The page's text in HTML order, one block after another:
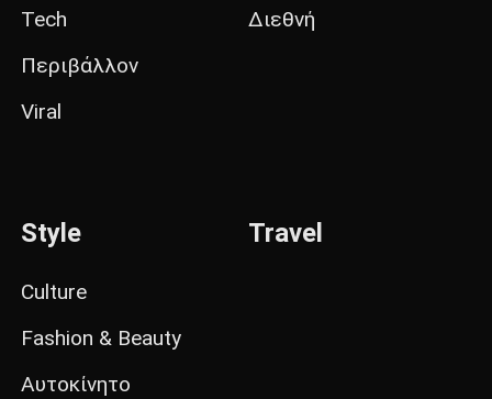
Tech
Περιβάλλον
Viral
Διεθνή
Style
Culture
Fashion & Beauty
Αυτοκίνητο
Travel